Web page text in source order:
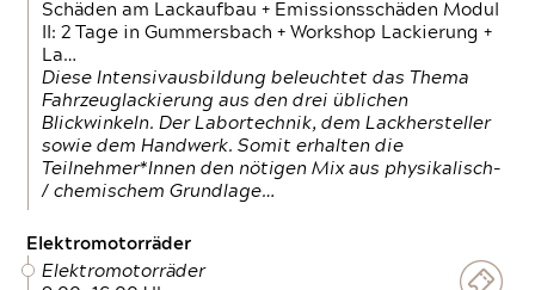
Schäden am Lackaufbau + Emissionsschäden Modul
II: 2 Tage in Gummersbach + Workshop Lackierung +
La…
Diese Intensivausbildung beleuchtet das Thema
Fahrzeuglackierung aus den drei üblichen
Blickwinkeln. Der Labortechnik, dem Lackhersteller
sowie dem Handwerk. Somit erhalten die
Teilnehmer*Innen den nötigen Mix aus physikalisch-
/ chemischem Grundlage…
Elektromotorräder
Elektromotorräder